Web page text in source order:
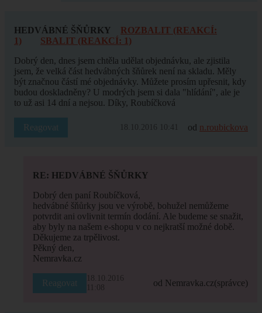
HEDVÁBNÉ ŠŇŮRKY
ROZBALIT (REAKCÍ:
1)
SBALIT (REAKCÍ: 1)
Dobrý den, dnes jsem chtěla udělat objednávku, ale zjistila
jsem, že velká část hedvábných šňůrek není na skladu. Měly
být značnou částí mé objednávky. Můžete prosím upřesnit, kdy
budou doskladněny? U modrých jsem si dala "hlídání", ale je
to už asi 14 dní a nejsou. Díky, Roubíčková
Reagovat 18.10.2016 10:41 od n.roubickova
RE: HEDVÁBNÉ ŠŇŮRKY
Dobrý den paní Roubíčková,
hedvábné šňůrky jsou ve výrobě, bohužel nemůžeme
potvrdit ani ovlivnit termín dodání. Ale budeme se snažit,
aby byly na našem e-shopu v co nejkratší možné době.
Děkujeme za trpělivost.
Pěkný den,
Nemravka.cz
Reagovat
18.10.2016
11:08
od Nemravka.cz(správce)